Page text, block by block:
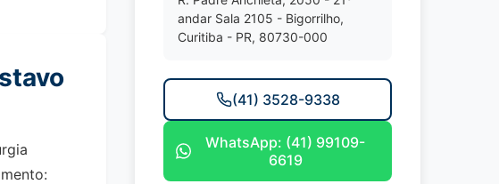
andar Sala 2105 - Bigorrilho,
Curitiba - PR, 80730-000
(41) 3528-9338
WhatsApp: (41) 99109-
6619